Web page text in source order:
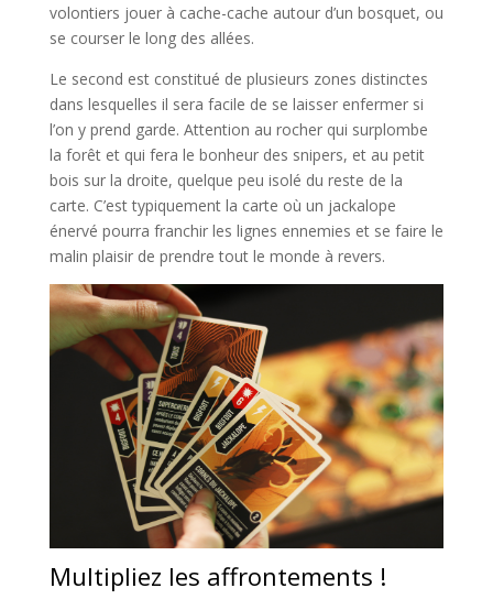
volontiers jouer à cache-cache autour d’un bosquet, ou
se courser le long des allées.
Le second est constitué de plusieurs zones distinctes
dans lesquelles il sera facile de se laisser enfermer si
l’on y prend garde. Attention au rocher qui surplombe
la forêt et qui fera le bonheur des snipers, et au petit
bois sur la droite, quelque peu isolé du reste de la
carte. C’est typiquement la carte où un jackalope
énervé pourra franchir les lignes ennemies et se faire le
malin plaisir de prendre tout le monde à revers.
Multipliez les affrontements !